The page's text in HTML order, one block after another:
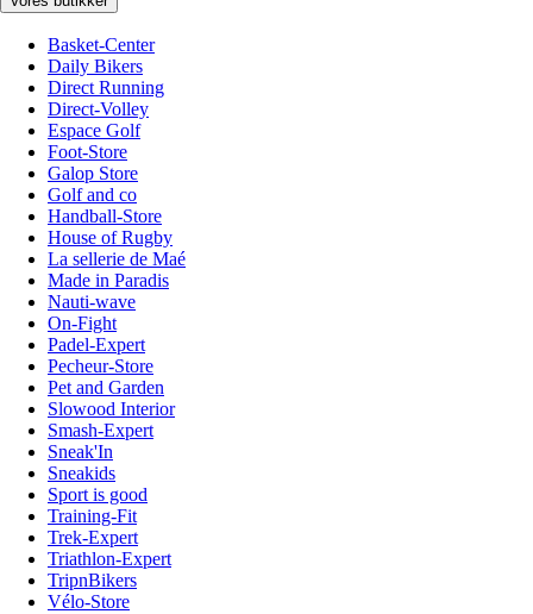
Basket-Center
Daily Bikers
Direct Running
Direct-Volley
Espace Golf
Foot-Store
Galop Store
Golf and co
Handball-Store
House of Rugby
La sellerie de Maé
Made in Paradis
Nauti-wave
On-Fight
Padel-Expert
Pecheur-Store
Pet and Garden
Slowood Interior
Smash-Expert
Sneak'In
Sneakids
Sport is good
Training-Fit
Trek-Expert
Triathlon-Expert
TripnBikers
Vélo-Store